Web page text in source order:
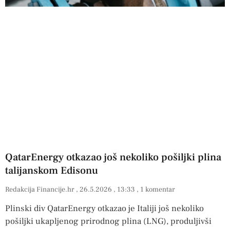
QatarEnergy otkazao još nekoliko pošiljki plina
talijanskom Edisonu
Redakcija Financije.hr 26.5.2026 13:33 1 komentar
Plinski div QatarEnergy otkazao je Italiji još nekoliko
pošiljki ukapljenog prirodnog plina (LNG), produljivši